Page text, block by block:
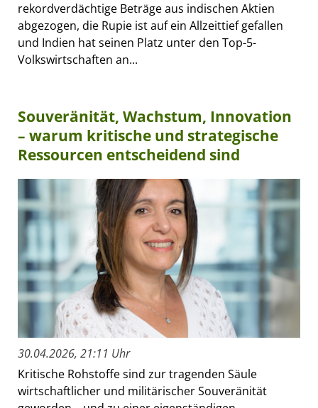
rekordverdächtige Beträge aus indischen Aktien
abgezogen, die Rupie ist auf ein Allzeittief gefallen
und Indien hat seinen Platz unter den Top-5-
Volkswirtschaften an...
Souveränität, Wachstum, Innovation
– warum kritische und strategische
Ressourcen entscheidend sind
30.04.2026, 21:11 Uhr
Kritische Rohstoffe sind zur tragenden Säule
wirtschaftlicher und militärischer Souveränität